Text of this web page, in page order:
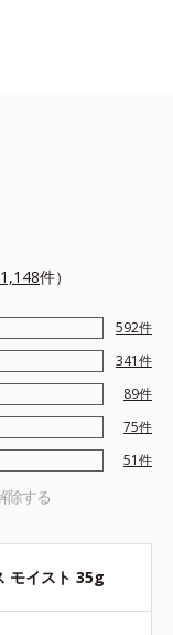
顔全体に少量ずつ
。
合＝耐水効果のあ
バリア成分*4配合＝
成分 ●ローズマリ
パウダー*5配合
ａ、含水シリカ、
）、酸化銀、水
、マイカ、酸化ス
1,148件）
592件
341件
89件
75件
51件
除する
モイスト 35g